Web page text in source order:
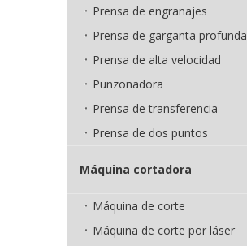
Prensa de engranajes
Prensa de garganta profunda
Prensa de alta velocidad
Punzonadora
Prensa de transferencia
Prensa de dos puntos
Máquina cortadora
Máquina de corte
Máquina de corte por láser